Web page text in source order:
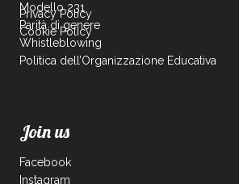
Modello 231
Parità di genere
Whistleblowing
Politica dell’Organizzazione Educativa
Privacy Policy
Cookie Policy
Join us
Facebook
Instagram